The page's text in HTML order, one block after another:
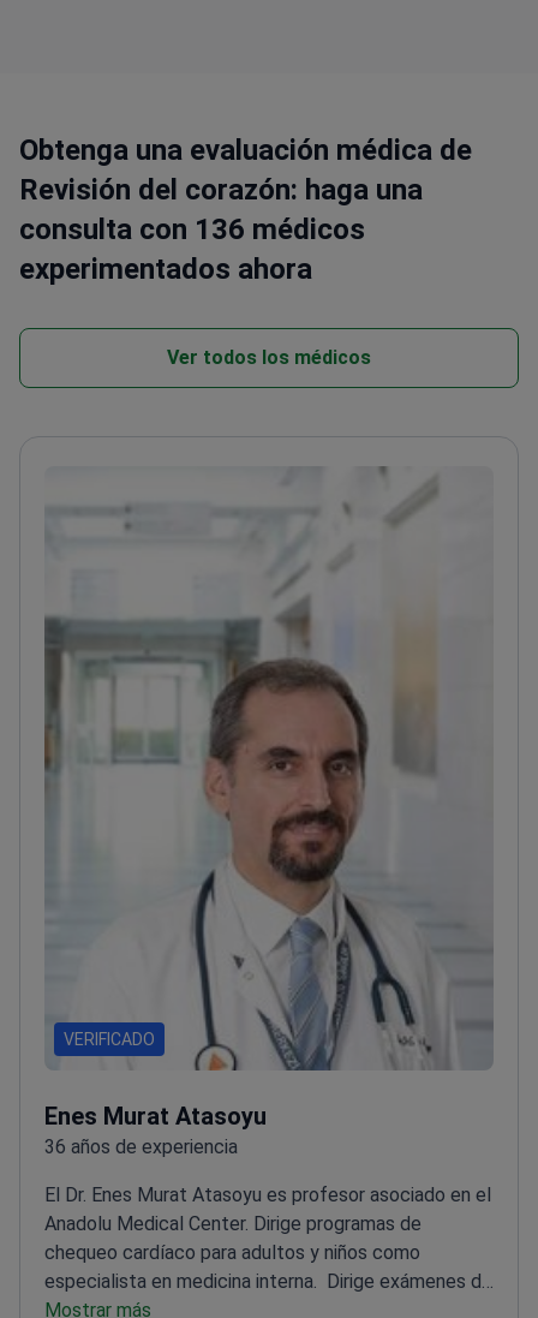
Obtenga una evaluación médica de
Revisión del corazón: haga una
consulta con 136 médicos
experimentados ahora
Ver todos los médicos
VERIFICADO
Enes Murat Atasoyu
36 años de experiencia
El Dr. Enes Murat Atasoyu es profesor asociado en el
Anadolu Medical Center. Dirige programas de
chequeo cardíaco para adultos y niños como
especialista en medicina interna.
Dirige exámenes de
salud premium y oncológicos para pacientes adultos
Mostrar más